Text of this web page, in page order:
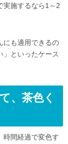
実施するなら1～2
にも適用できるの
」といったケース
、茶色く
時間経過で変色す